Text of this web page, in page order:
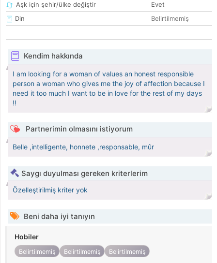
Aşk için şehir/ülke değiştir
Evet
Din
Belirtilmemiş
Kendim hakkında
I am looking for a woman of values ​​an honest responsible
person a woman who gives me the joy of affection because I
need it too much I want to be in love for the rest of my days
!!
Partnerimin olmasını istiyorum
Belle ,intelligente, honnete ,responsable, mûr
Saygı duyulması gereken kriterlerim
Özelleştirilmiş kriter yok
Beni daha iyi tanıyın
Hobiler
Belirtilmemiş Belirtilmemiş Belirtilmemiş